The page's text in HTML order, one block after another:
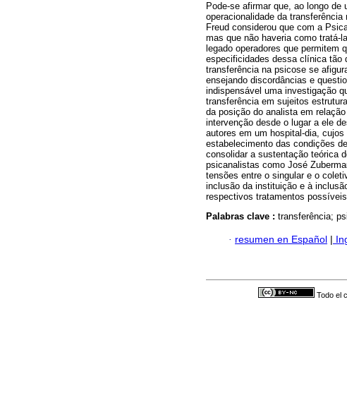
Pode-se afirmar que, ao longo
operacionalidade da
Freud considerou que com a
mas que não haveria como tratá-
legado operadores que permitem
especificidades dessa clínica tão
transferência na psicose se
ensejando discordâncias e
indispensável uma investigação
transferência em sujeitos
da posição do analista em
intervenção desde o lugar a ele
autores em um hospital-dia,
estabelecimento das condições
consolidar a sustentação teórica
psicanalistas como José
tensões entre o singular e o
inclusão da instituição e à
respectivos tratamentos
Palabras clave : transferência;
· resumen en Español |
Todo el